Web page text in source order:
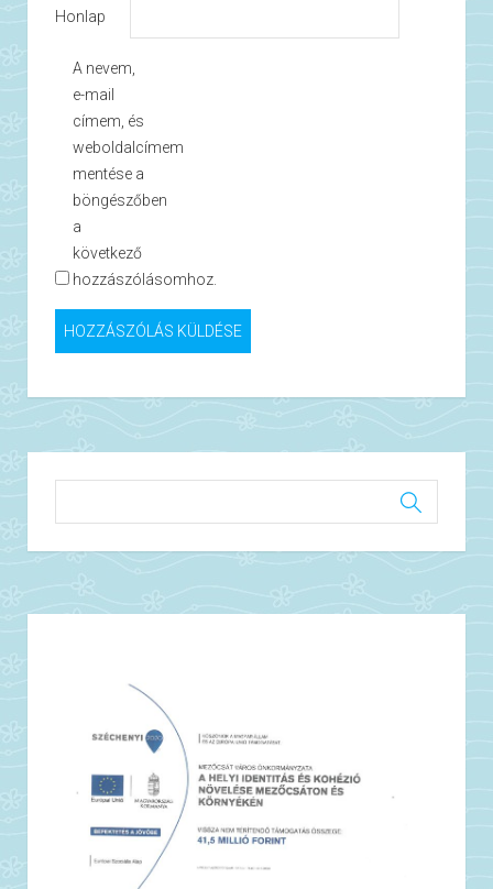
Honlap
A nevem,
e-mail
címem, és
weboldalcímem
mentése a
böngészőben
a
következő
hozzászólásomhoz.